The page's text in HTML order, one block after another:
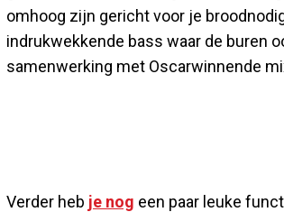
omhoog zijn gericht voor je
indrukwekkende bass waar de buren
samenwerking met Oscarwinnende
Verder heb je nog een paar leuke